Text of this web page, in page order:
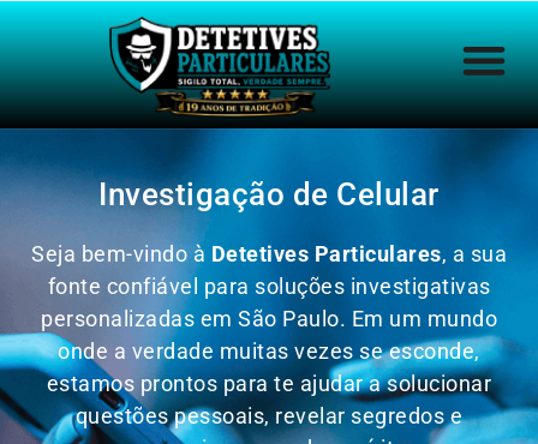
Investigação de Celular
Seja bem-vindo à Detetives Particulares, a sua
fonte confiável para soluções investigativas
personalizadas em São Paulo. Em um mundo
onde a verdade muitas vezes se esconde,
estamos prontos para te ajudar a solucionar
questões pessoais, revelar segredos e